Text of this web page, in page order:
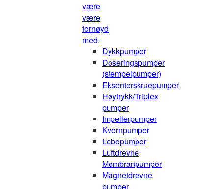
være
være
fornøyd
med.
Dykkpumper
Doseringspumper
(stempelpumper)
Eksenterskruepumper
Høytrykk/Triplex
pumper
Impellerpumper
Kvernpumper
Lobepumper
Luftdrevne
Membranpumper
Magnetdrevne
pumper